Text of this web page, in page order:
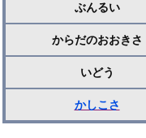
ぶんるい
からだのおおきさ
いどう
かしこさ